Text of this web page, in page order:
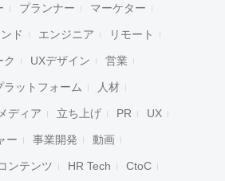
プランナー マーケター
ド エンジニア リモート
ク UXデザイン 営業
ラットフォーム 人材
メディア 立ち上げ PR UX
ー 事業開発 動画
ンテンツ HR Tech CtoC